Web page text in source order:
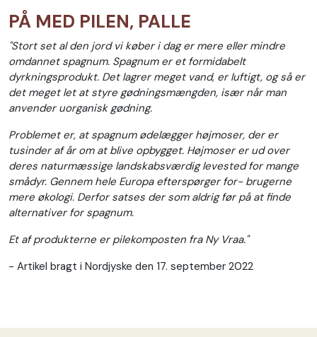
PÅ MED PILEN, PALLE
"Stort set al den jord vi køber i dag er mere eller mindre
omdannet spagnum. Spagnum er et formidabelt
dyrkningsprodukt. Det lagrer meget vand, er luftigt, og så er
det meget let at styre gødningsmængden, især når man
anvender uorganisk gødning.
Problemet er, at spagnum ødelægger højmoser, der er
tusinder af år om at blive opbygget. Højmoser er ud over
deres naturmæssige landskabsværdig levested for mange
smådyr. Gennem hele Europa efterspørger for- brugerne
mere økologi. Derfor satses der som aldrig før på at finde
alternativer for spagnum.
Et af produkterne er pilekomposten fra Ny Vraa."
- Artikel bragt i Nordjyske den 17. september 2022